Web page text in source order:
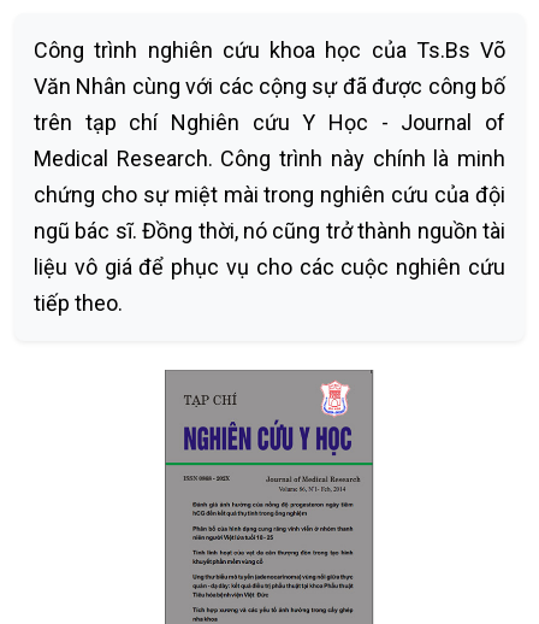
Công trình nghiên cứu khoa học của Ts.Bs Võ
Văn Nhân cùng với các cộng sự đã được công bố
trên tạp chí Nghiên cứu Y Học - Journal of
Medical Research. Công trình này chính là minh
chứng cho sự miệt mài trong nghiên cứu của đội
ngũ bác sĩ. Đồng thời, nó cũng trở thành nguồn tài
liệu vô giá để phục vụ cho các cuộc nghiên cứu
tiếp theo.